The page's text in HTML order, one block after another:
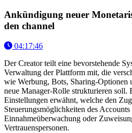
Ankündigung neuer
den channel
04:17:46
Der Creator teilt eine bevorstehende
Verwaltung der Plattform mit, die
wie Werbung, Bots, Sharing-Optionen
neue Manager-Rolle strukturieren soll.
Einstellungen erwähnt, welche den
Steuerungsmöglichkeiten des
Einnahmeüberwachung oder
Vertrauenspersonen.